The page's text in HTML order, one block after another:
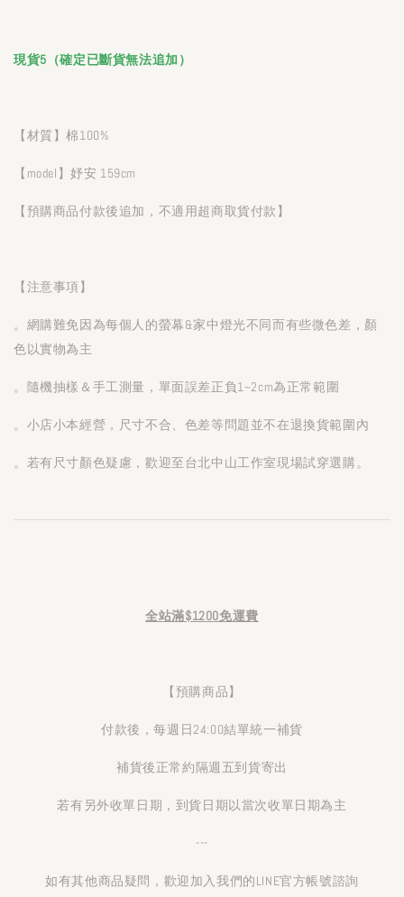
現貨5（確定已斷貨無法追加）
【材質】棉100%
【model】妤安 159cm
【預購商品付款後追加，不適用超商取貨付款】
【注意事項】
。網購難免因為每個人的螢幕&家中燈光不同而有些微色差，顏
色以實物為主
。隨機抽樣＆手工測量，單面誤差正負1~2cm為正常範圍
。小店小本經營，尺寸不合、色差等問題並不在退換貨範圍內
。若有尺寸顏色疑慮，歡迎至台北中山工作室現場試穿選購。
全站滿$1200免運費
【預購商品】
付款後，每週日24:00結單統一補貨
補貨後正常約隔週五到貨寄出
若有另外收單日期，到貨日期以當次收單日期為主
---
如有其他商品疑問，歡迎加入我們的LINE官方帳號諮詢